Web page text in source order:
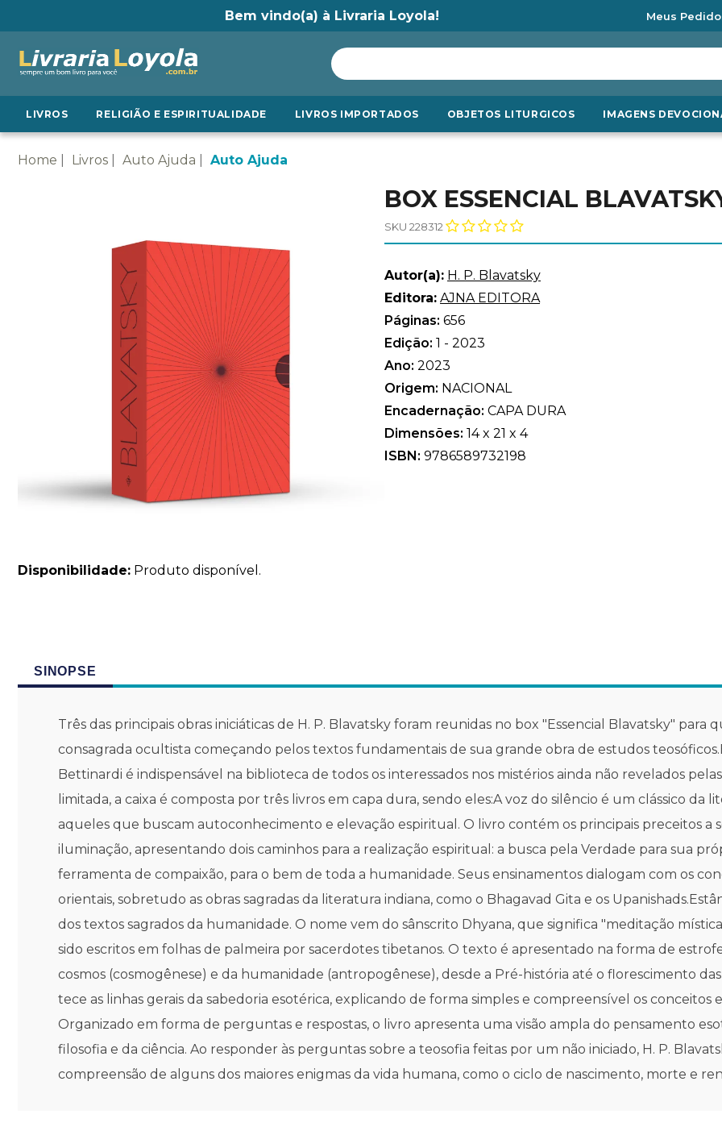
Bem vindo(a) à Livraria Loyola! Meus
LIVROS RELIGIÃO E ESPIRITUALIDADE LIVROS IMPORTADOS OBJETOS LITURGICOS IMAGENS
Home Livros Auto Ajuda Auto Ajuda
Disponibilidade: Produto disponível.
BOX ESSENCIAL
SKU 228312
Autor(a): H. P. Blavatsky
Editora: AJNA EDITORA
Páginas: 656
Edição: 1 - 2023
Ano: 2023
Origem: NACIONAL
Encadernação: CAPA DURA
Dimensões: 14 x 21 x 4
ISBN: 9786589732198
SINOPSE
Três das principais obras iniciáticas de H. P. Blavatsky foram reunidas no box "Essencial Blavatsky"
consagrada ocultista começando pelos textos fundamentais de sua grande obra de estudos
Bettinardi é indispensável na biblioteca de todos os interessados nos mistérios ainda não revelados
limitada, a caixa é composta por três livros em capa dura, sendo eles:A voz do silêncio é um clássico
aqueles que buscam autoconhecimento e elevação espiritual. O livro contém os principais preceitos a
iluminação, apresentando dois caminhos para a realização espiritual: a busca pela Verdade para sua
ferramenta de compaixão, para o bem de toda a humanidade. Seus ensinamentos dialogam com os
orientais, sobretudo as obras sagradas da literatura indiana, como o Bhagavad Gita e os
dos textos sagrados da humanidade. O nome vem do sânscrito Dhyana, que significa "meditação
sido escritos em folhas de palmeira por sacerdotes tibetanos. O texto é apresentado na forma de
cosmos (cosmogênese) e da humanidade (antropogênese), desde a Pré-história até o florescimento
tece as linhas gerais da sabedoria esotérica, explicando de forma simples e compreensível os conceitos
Organizado em forma de perguntas e respostas, o livro apresenta uma visão ampla do pensamento
filosofia e da ciência. Ao responder às perguntas sobre a teosofia feitas por um não iniciado, H. P.
compreensão de alguns dos maiores enigmas da vida humana, como o ciclo de nascimento, morte e